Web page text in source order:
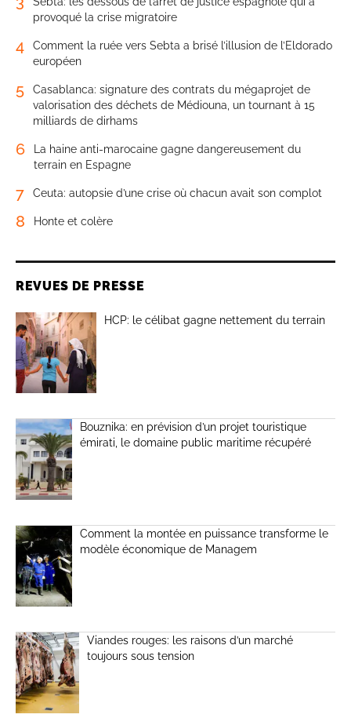
provoqué la crise migratoire
4
Comment la ruée vers Sebta a brisé l’illusion de l’Eldorado
européen
5
Casablanca: signature des contrats du mégaprojet de
valorisation des déchets de Médiouna, un tournant à 15
milliards de dirhams
6
La haine anti-marocaine gagne dangereusement du
terrain en Espagne
7 Ceuta: autopsie d’une crise où chacun avait son complot
8 Honte et colère
REVUES DE PRESSE
HCP: le célibat gagne nettement du terrain
Bouznika: en prévision d’un projet touristique
émirati, le domaine public maritime récupéré
Comment la montée en puissance transforme le
modèle économique de Managem
Viandes rouges: les raisons d’un marché
toujours sous tension